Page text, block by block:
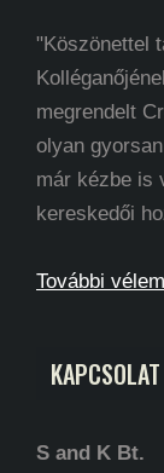
"Köszönettel
megrendelt
olyan
már kézbe is
kereskedői
További
KAPCSOLAT
S and K Bt.